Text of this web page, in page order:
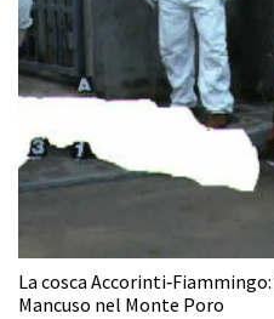
La cosca
Mancuso nel Monte Poro